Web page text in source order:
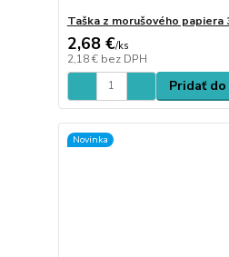
Taška z morušového papiera
2,68 €/ks
2,18 € bez DPH
Pridať
Novinka